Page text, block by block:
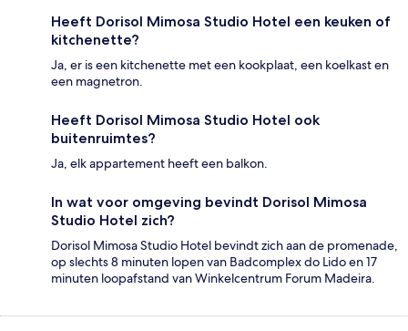
Heeft Dorisol Mimosa Studio Hotel een keuken of
kitchenette?
Ja, er is een kitchenette met een kookplaat, een koelkast en
een magnetron.
Heeft Dorisol Mimosa Studio Hotel ook
buitenruimtes?
Ja, elk appartement heeft een balkon.
In wat voor omgeving bevindt Dorisol Mimosa
Studio Hotel zich?
Dorisol Mimosa Studio Hotel bevindt zich aan de promenade,
op slechts 8 minuten lopen van Badcomplex do Lido en 17
minuten loopafstand van Winkelcentrum Forum Madeira.